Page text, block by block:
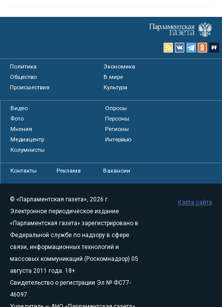
Политика
Экономика
Общество
В мире
Происшествия
Культура
Видео
Опросы
Фото
Персоны
Мнения
Регионы
Медиацентр
Интервью
Колумнисты
Контакты Реклама Вакансии
© «Парламентская газета», 2026 г.
Электронное периодическое издание
«Парламентская газета» зарегистрировано в
Федеральной службе по надзору в сфере
связи, информационных технологий и
массовых коммуникаций (Роскомнадзор) 05
августа 2011 года. 18+
Свидетельство о регистрации Эл № ФС77-
46097
Карта сайта